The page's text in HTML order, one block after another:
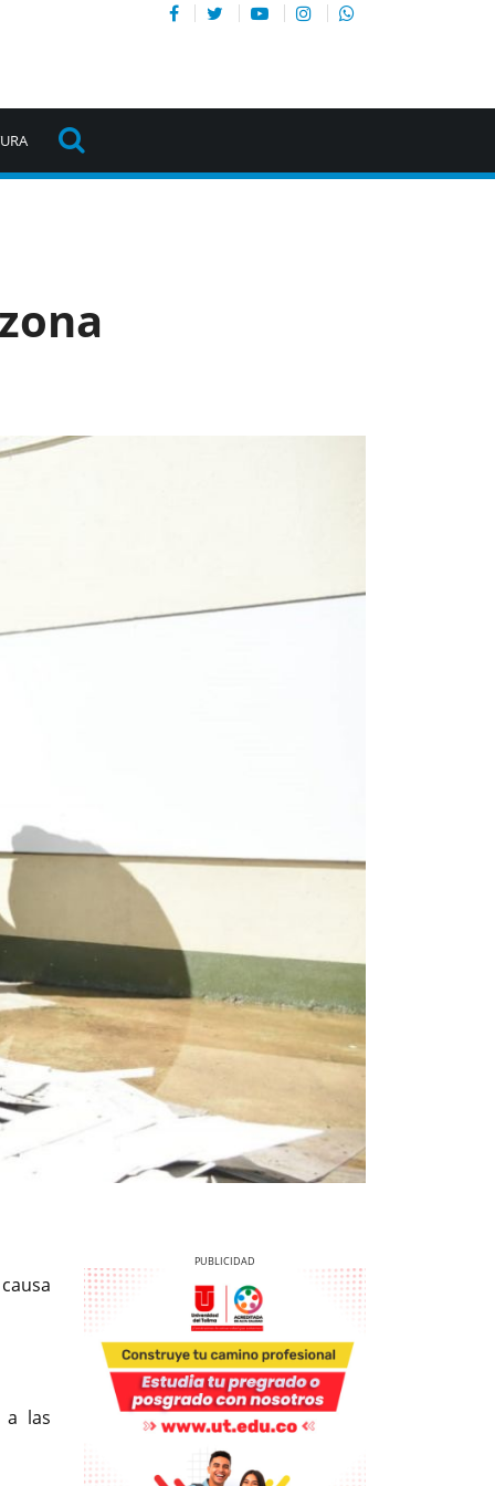
a las
Previous